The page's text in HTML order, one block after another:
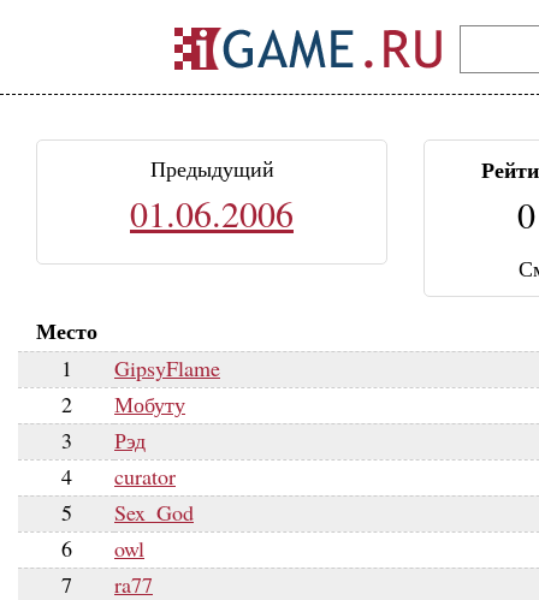
Предыдущий
01.06.2006
Место
1
GipsyFlame
2
Мобуту
3
Рэд
4
curator
5
Sex_God
6
owl
7
ra77